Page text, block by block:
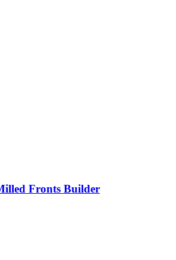
Fronts Builder